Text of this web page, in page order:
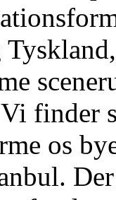
finder
os